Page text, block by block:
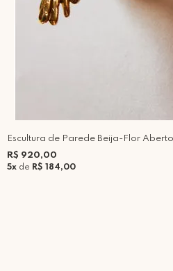
Escultura de Parede Beija-Flor
R$ 920,00
5x de R$ 184,00